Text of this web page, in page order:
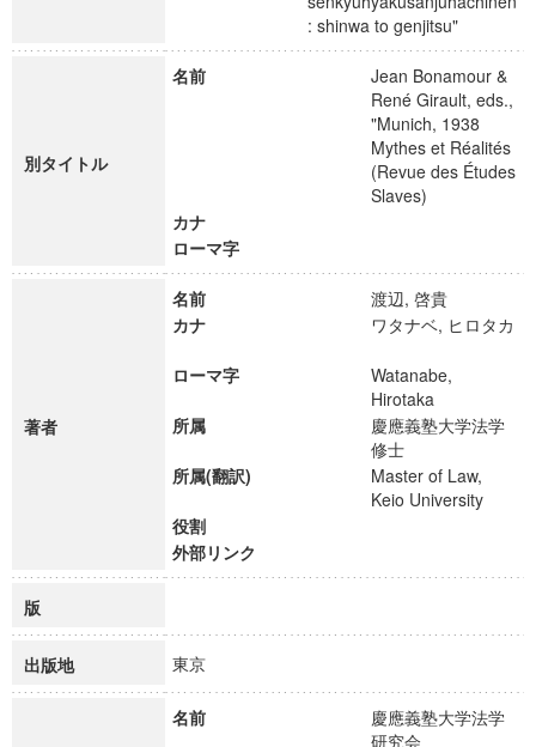
: shinwa to genjitsu"
別タイトル
名前
Jean Bonamour &
René Girault, eds.,
"Munich, 1938
Mythes et Réalités
(Revue des Études
Slaves)
カナ
ローマ字
著者
名前
渡辺, 啓貴
カナ
ワタナベ, ヒロタカ
ローマ字
Watanabe,
Hirotaka
所属
慶應義塾大学法学
修士
所属(翻訳)
Master of Law,
Keio University
役割
外部リンク
版
出版地 東京
名前
慶應義塾大学法学
研究会